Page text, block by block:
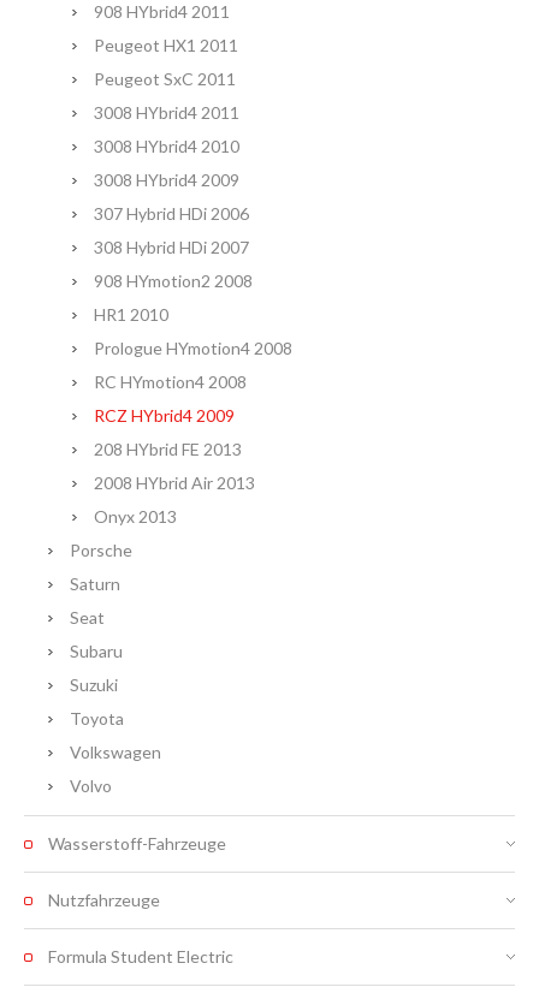
908 HYbrid4 2011
Peugeot HX1 2011
Peugeot SxC 2011
3008 HYbrid4 2011
3008 HYbrid4 2010
3008 HYbrid4 2009
307 Hybrid HDi 2006
308 Hybrid HDi 2007
908 HYmotion2 2008
HR1 2010
Prologue HYmotion4 2008
RC HYmotion4 2008
RCZ HYbrid4 2009
208 HYbrid FE 2013
2008 HYbrid Air 2013
Onyx 2013
Porsche
Saturn
Seat
Subaru
Suzuki
Toyota
Volkswagen
Volvo
Wasserstoff-Fahrzeuge
Nutzfahrzeuge
Formula Student Electric